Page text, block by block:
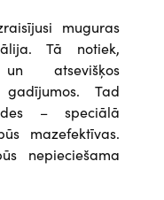
muguras
Tā notiek,
atsevišķos
gadījumos. Tad
– speciālā
mazefektīvas.
nepieciešama